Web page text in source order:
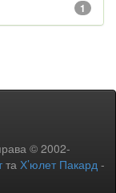
1
© 2002-
та Х’юлет Пакард -